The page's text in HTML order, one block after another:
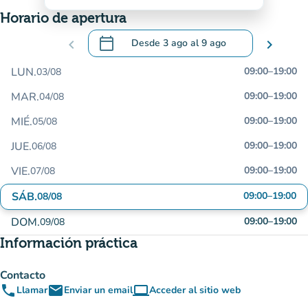
Horario de apertura
chevron_left calendar_today Desde 3 ago al9 ago
.Abra el calendario para cambiar las
chevron_right
LUN.03/08 09:00–19:00
MAR.04/08 09:00–19:00
MIÉ.05/08 09:00–19:00
JUE.06/08 09:00–19:00
VIE.07/08 09:00–19:00
SÁB.08/08 09:00–19:00
DOM.09/08 09:00–19:00
Información práctica
Contacto
phone LlamaremailEnviar un emailcomputerAcceder al sitio web
(nueva pestaña)